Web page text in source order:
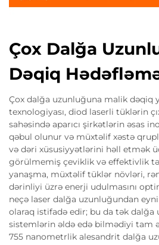
Çox Dalğa
Dəqiq
Çox dalğa uzunluğuna malik dəqiq
texnologiyası, diod laserli tüklərin
sahəsində aparıcı şirkətlərin əsas
qəbul olunur və müxtəlif xəstə
və dəri xüsusiyyətlərini həll etmək
görülmemiş çeviklik və effektivlik
yanaşma, müxtəlif tüklər növləri,
dərinliyi üzrə enerji udulmasını
neçə laser dalğa uzunluğundan eyni
olaraq istifadə edir; bu da tək
sistemlərin əldə edə bilmədiyi tam
755 nanometrlik alesandrit dalğa